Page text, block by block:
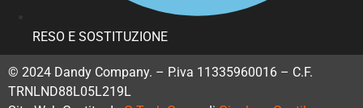
RESO E SOSTITUZIONE
© 2024 Dandy Company. – P.iva 11335960016 – C.F.
TRNLND88L05L219L